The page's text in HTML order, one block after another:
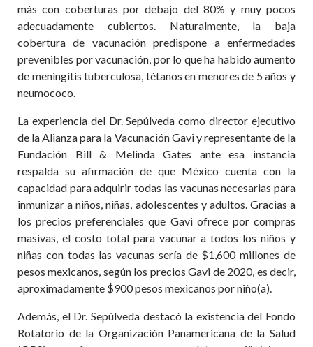
más con coberturas por debajo del 80% y muy pocos
adecuadamente cubiertos. Naturalmente, la baja
cobertura de vacunación predispone a enfermedades
prevenibles por vacunación, por lo que ha habido aumento
de meningitis tuberculosa, tétanos en menores de 5 años y
neumococo.
La experiencia del Dr. Sepúlveda como director ejecutivo
de la Alianza para la Vacunación Gavi y representante de la
Fundación Bill & Melinda Gates ante esa instancia
respalda su afirmación de que México cuenta con la
capacidad para adquirir todas las vacunas necesarias para
inmunizar a niños, niñas, adolescentes y adultos. Gracias a
los precios preferenciales que Gavi ofrece por compras
masivas, el costo total para vacunar a todos los niños y
niñas con todas las vacunas sería de $1,600 millones de
pesos mexicanos, según los precios Gavi de 2020, es decir,
aproximadamente $900 pesos mexicanos por niño(a).
Además, el Dr. Sepúlveda destacó la existencia del Fondo
Rotatorio de la Organización Panamericana de la Salud